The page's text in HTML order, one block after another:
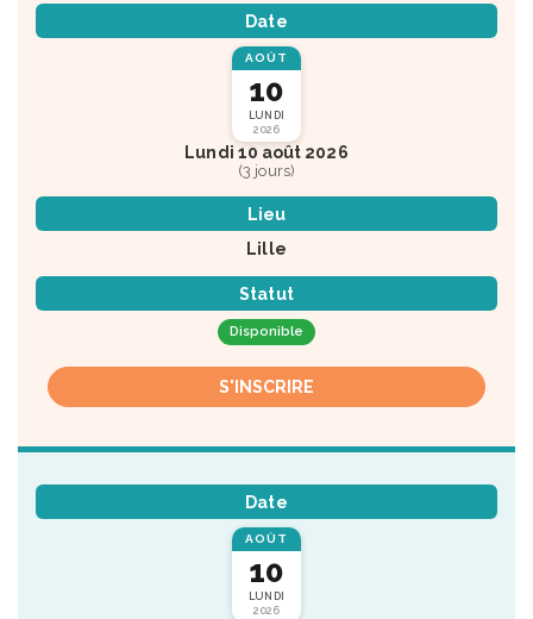
Date
AOÛT
10
LUNDI
2026
Lundi 10 août 2026
(3 jours)
Lieu
Lille
Statut
Disponible
S'INSCRIRE
Date
AOÛT
10
LUNDI
2026